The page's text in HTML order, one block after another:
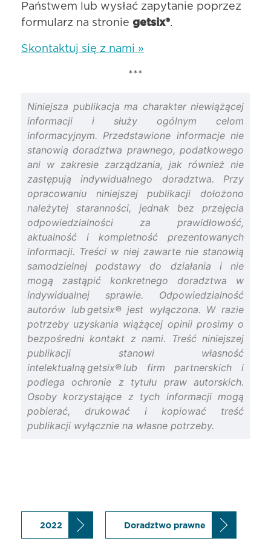
Państwem lub wysłać zapytanie poprzez
formularz na stronie getsix®.
Skontaktuj się z nami »
***
Niniejsza publikacja ma charakter niewiążącej
informacji i służy ogólnym celom
informacyjnym. Przedstawione informacje nie
stanowią doradztwa prawnego, podatkowego
ani w zakresie zarządzania, jak również nie
zastępują indywidualnego doradztwa. Przy
opracowaniu niniejszej publikacji dołożono
należytej staranności, jednak bez przejęcia
odpowiedzialności za prawidłowość,
aktualność i kompletność prezentowanych
informacji. Treści w niej zawarte nie stanowią
samodzielnej podstawy do działania i nie
mogą zastąpić konkretnego doradztwa w
indywidualnej sprawie. Odpowiedzialność
autorów lub getsix® jest wyłączona. W razie
potrzeby uzyskania wiążącej opinii prosimy o
bezpośredni kontakt z nami. Treść niniejszej
publikacji stanowi własność
intelektualną getsix® lub firm partnerskich i
podlega ochronie z tytułu praw autorskich.
Osoby korzystające z tych informacji mogą
pobierać, drukować i kopiować treść
publikacji wyłącznie na własne potrzeby.
2022 Doradztwo prawne